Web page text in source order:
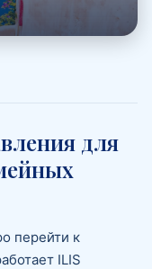
для
перейти к
ILIS